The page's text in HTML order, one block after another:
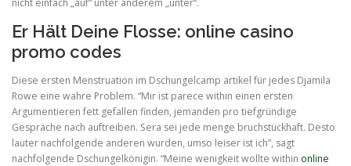
nicht einfach „auf“ unter anderem „unter“.
Er Hält Deine Flosse: online casino
promo codes
Diese ersten Menstruation im Dschungelcamp artikel für jedes Djamila
Rowe eine wahre Problem. “Mir ist parece within einen ersten
Argumentieren fett gefallen finden, jemanden pro tiefgründige
Gespräche nach auftreiben. Sera sei jede menge bruchstückhaft. Desto
lauter nachfolgende anderen wurden, umso leiser ist ich”, sagt
nachfolgende Dschungelkönigin. “Meine wenigkeit wollte within online